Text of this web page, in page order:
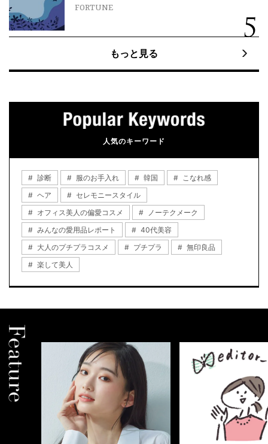
FORTUNE
もっと見る
人気のキーワード
診断 服のお手入れ 韓国
こなれ感
ヘア
セレモニースタイル
オフィス美人の偏愛コスメ
ノーテクメーク
みんなの愛用品レポート
40代美容
大人のプチプラコスメ
プチプラ
無印良品
楽して美人